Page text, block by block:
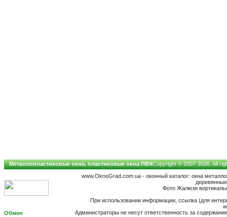
Металлопластиковые окна, пластиковые окна ПВХCopyright © 2007-2026. All
www.OknoGrad.com.ua - оконный каталог: окна
Фото Жалюзи
При использовании информации, ссылка (для
Администраторы не несут ответственность за
Обмен